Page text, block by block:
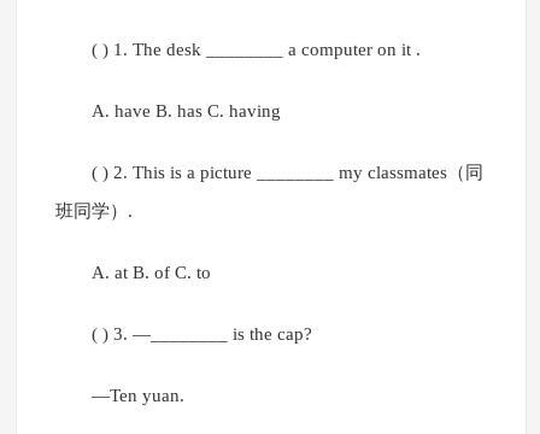
( ) 1. The desk ________ a computer on it .
A. have B. has C. having
( ) 2. This is a picture ________ my classmates（同
班同学）.
A. at B. of C. to
( ) 3. —________ is the cap?
—Ten yuan.